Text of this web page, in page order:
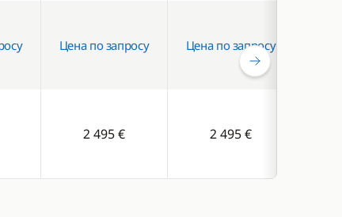
Цена по запросу Цена по запросу
2 495 € 2 495 €